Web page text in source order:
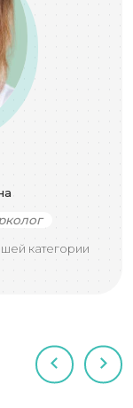
категории